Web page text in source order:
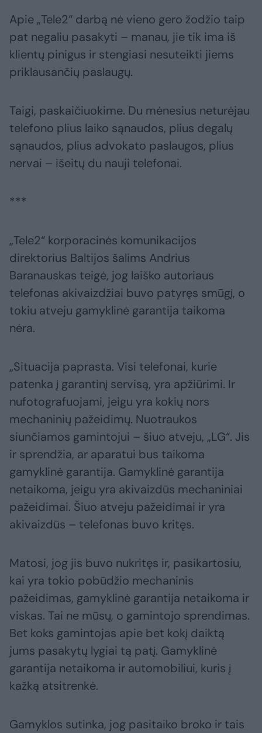
Apie „Tele2“ darbą nė vieno gero žodžio taip
pat negaliu pasakyti – manau, jie tik ima iš
klientų pinigus ir stengiasi nesuteikti jiems
priklausančių paslaugų.
Taigi, paskaičiuokime. Du mėnesius neturėjau
telefono plius laiko sąnaudos, plius degalų
sąnaudos, plius advokato paslaugos, plius
nervai – išeitų du nauji telefonai.
***
„Tele2“ korporacinės komunikacijos
direktorius Baltijos šalims Andrius
Baranauskas teigė, jog laiško autoriaus
telefonas akivaizdžiai buvo patyręs smūgį, o
tokiu atveju gamyklinė garantija taikoma
nėra.
„Situacija paprasta. Visi telefonai, kurie
patenka į garantinį servisą, yra apžiūrimi. Ir
nufotografuojami, jeigu yra kokių nors
mechaninių pažeidimų. Nuotraukos
siunčiamos gamintojui – šiuo atveju, „LG“. Jis
ir sprendžia, ar aparatui bus taikoma
gamyklinė garantija. Gamyklinė garantija
netaikoma, jeigu yra akivaizdūs mechaniniai
pažeidimai. Šiuo atveju pažeidimai ir yra
akivaizdūs – telefonas buvo kritęs.
Matosi, jog jis buvo nukritęs ir, pasikartosiu,
kai yra tokio pobūdžio mechaninis
pažeidimas, gamyklinė garantija netaikoma ir
viskas. Tai ne mūsų, o gamintojo sprendimas.
Bet koks gamintojas apie bet kokį daiktą
jums pasakytų lygiai tą patį. Gamyklinė
garantija netaikoma ir automobiliui, kuris į
kažką atsitrenkė.
Gamyklos sutinka, jog pasitaiko broko ir tais